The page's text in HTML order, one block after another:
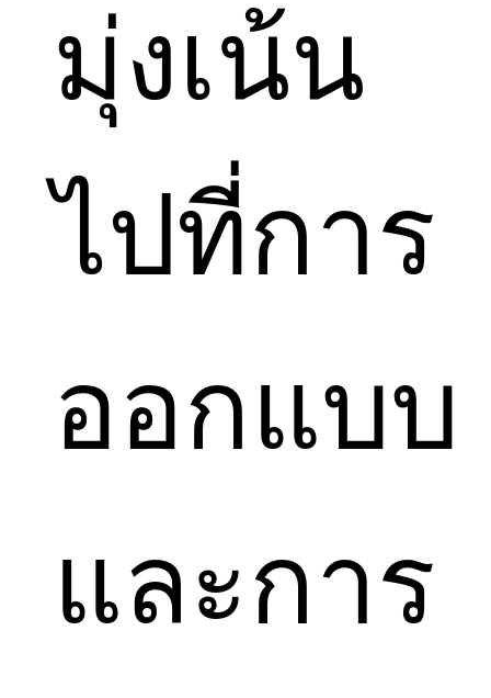
มุ่งเน้น
ไปที่การ
ออกแบบ
และการ